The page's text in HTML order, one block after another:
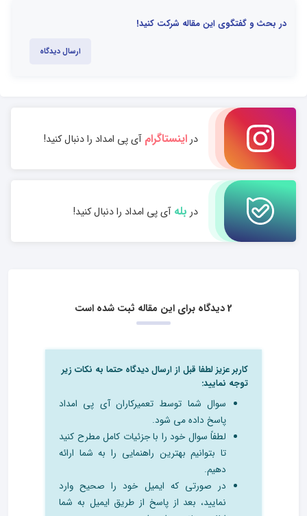
در بحث و گفتگوی این مقاله شرکت کنید!
ارسال دیدگاه
دراینستاگرامآی پی امداد را دنبال کنید!
در بلهآی پی امداد را دنبال کنید!
2 دیدگاه برای این مقاله ثبت شده است
کاربر عزیز لطفا قبل از ارسال دیدگاه حتما به نکات زیر
توجه نمایید:
سوال شما توسط تعمیرکاران آی پی امداد
پاسخ داده می شود.
لطفاً سوال خود را با جزئیات کامل مطرح کنید
تا بتوانیم بهترین راهنمایی را به شما ارائه
دهیم.
در صورتی که ایمیل خود را صحیح وارد
نمایید، بعد از پاسخ از طریق ایمیل به شما